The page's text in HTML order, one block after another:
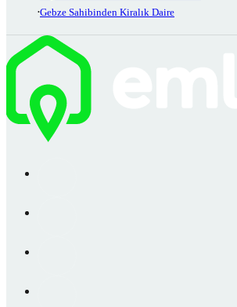
Gebze Sahibinden Kiralık Daire